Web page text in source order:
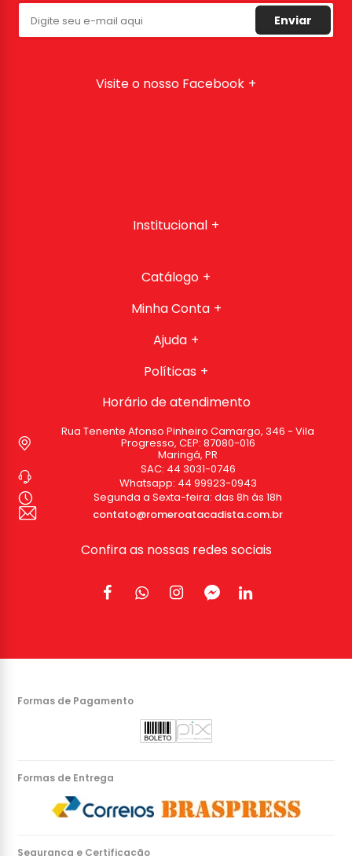
Enviar
Visite o nosso Facebook
Institucional
Catálogo
Minha Conta
Ajuda
Políticas
Horário de atendimento
Rua Tenente Afonso Pinheiro Camargo, 346 - Vila
Progresso, CEP: 87080-016
Maringá, PR
SAC: 44 3031-0746
Whatsapp: 44 99923-0943
Segunda a Sexta-feira: das 8h às 18h
contato@romeroatacadista.com.br
Confira as nossas redes sociais
Formas de Pagamento
Formas de Entrega
Segurança e Certificação